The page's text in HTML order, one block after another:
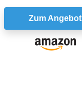
Zum Angebot